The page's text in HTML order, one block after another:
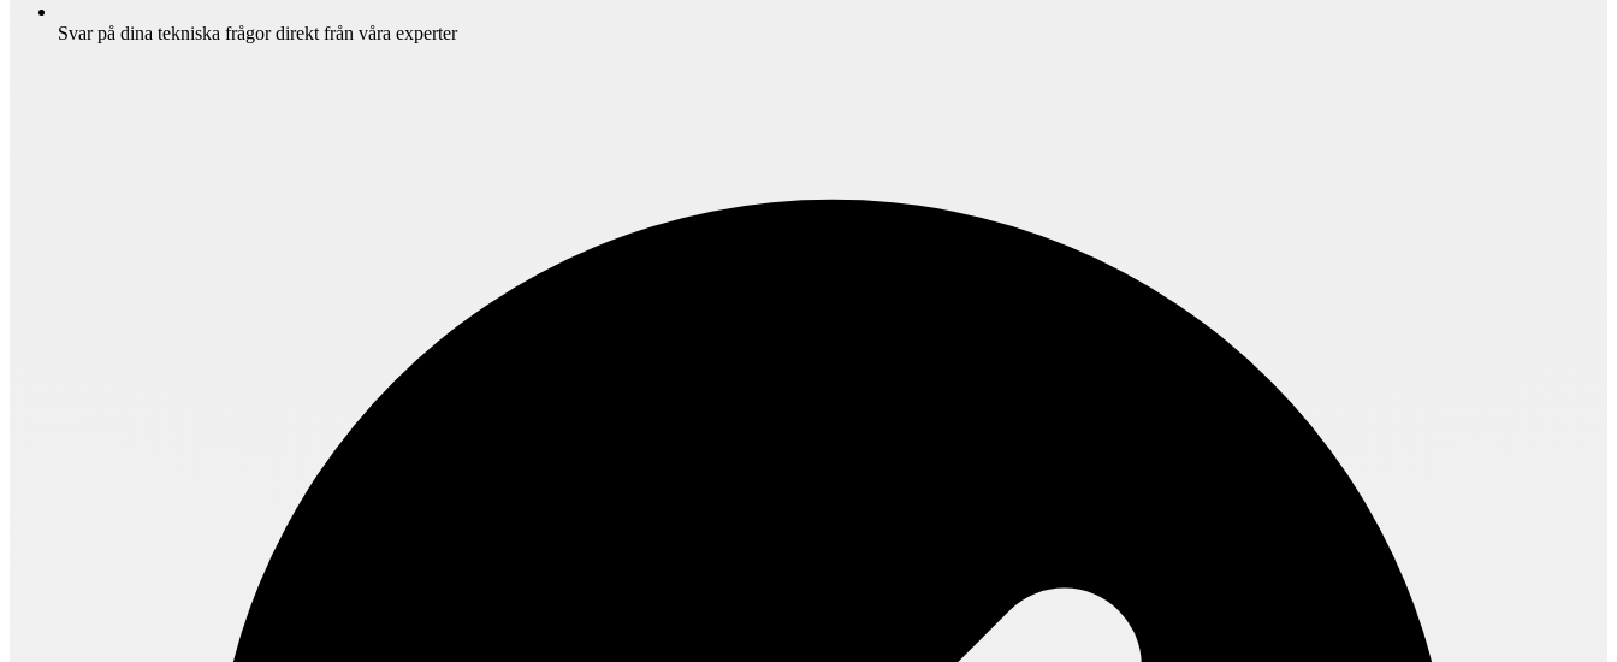
Svar på dina tekniska frågor direkt från våra experter